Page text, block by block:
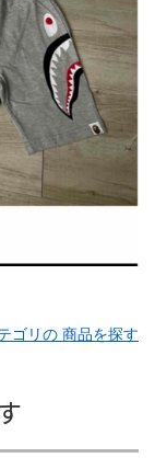
ゴリの 商品を探す